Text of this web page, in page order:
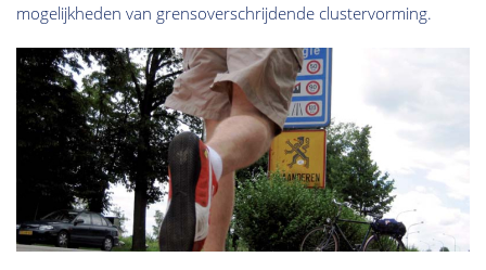
mogelijkheden van grensoverschrijdende clustervorming.